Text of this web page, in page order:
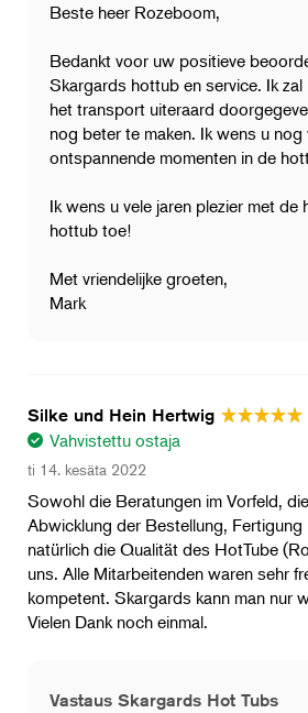
Beste heer Rozeboom,
Bedankt voor uw positieve
Skargards hottub en service. Ik
het transport uiteraard
nog beter te maken. Ik wens u nog
ontspannende momenten in de
Ik wens u vele jaren plezier met
hottub toe!
Met vriendelijke groeten,
Mark
Silke und Hein Hertwig
Vahvistettu ostaja
ti 14. kesäta 2022
Sowohl die Beratungen im Vorfeld,
Abwicklung der Bestellung, Fertigung
natürlich die Qualität des HotTube
uns. Alle Mitarbeitenden waren sehr
kompetent. Skargards kann man nur
Vielen Dank noch einmal.
Vastaus Skargards Hot Tubs